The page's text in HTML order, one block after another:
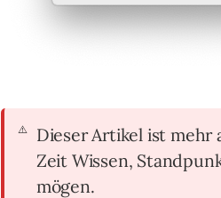
Dieser Artikel ist mehr
Zeit Wissen,
mögen.